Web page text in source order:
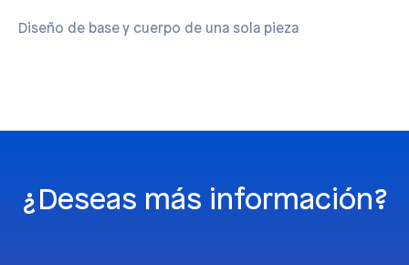
Diseño de base y cuerpo de una sola pieza
¿Deseas más información?